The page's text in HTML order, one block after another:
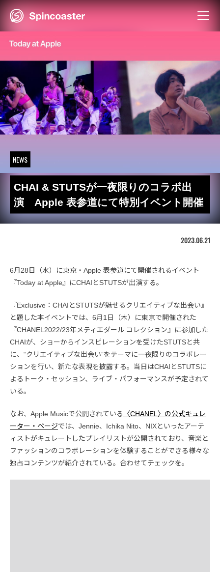
Skip
NEWS
CHAI & STUTSが一夜限りのコラボ出
演 Apple 表参道にて特別イベント開催
2023.06.21
6月28日（水）に東京・Apple 表参道にて開催されるイベント
『Today at Apple』にCHAIとSTUTSが出演する。
『Exclusive：CHAIとSTUTSが魅せるクリエイティブな出会い』
と題した本イベントでは、6月1日（木）に東京で開催された
『CHANEL2022/23年メティエダール コレクション』に参加した
CHAIが、ショーからインスピレーションを受けたSTUTSと共
に、“クリエイティブな出会い”をテーマに一夜限りのコラボレー
ションを行い、新たな表現を披露する。当日はCHAIとSTUTSに
よるトーク・セッション、ライブ・パフォーマンスが予定されて
いる。
なお、Apple Musicで公開されている
〈CHANEL〉の公式キュレ
ーター・ページでは、Jennie、Ichika Nito、NIXといったアーテ
ィストがキュレートしたプレイリストが公開されており、音楽と
ファッションのコラボレーションを体験することができる様々な
独占コンテンツが紹介されている。合わせてチェックを。